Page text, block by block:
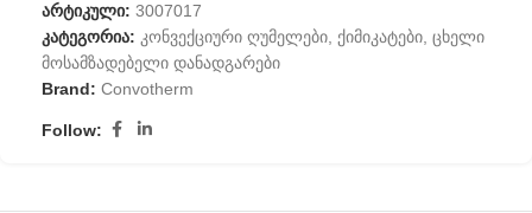
არტიკული: 3007017
კატეგორია: კონვექციური ღუმელები ქიმიკატები ცხელი
მოსამზადებელი დანადგარები
Brand: Convotherm
Follow: